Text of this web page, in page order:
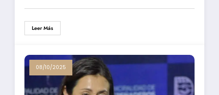
Leer Más
08/10/2025